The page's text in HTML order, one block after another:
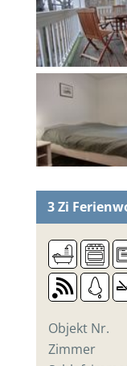
3 Zi
Objekt Nr.
Zimmer